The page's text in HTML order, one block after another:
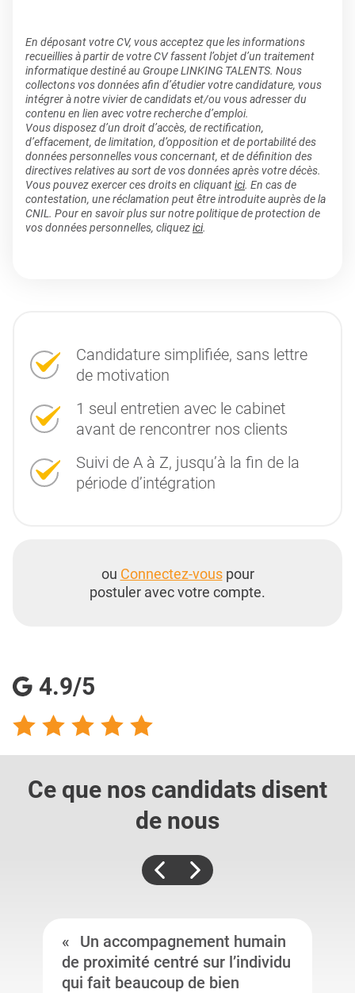
En déposant votre CV, vous acceptez que les informations
recueillies à partir de votre CV fassent l’objet d’un traitement
informatique destiné au Groupe LINKING TALENTS. Nous
collectons vos données afin d’étudier votre candidature, vous
intégrer à notre vivier de candidats et/ou vous adresser du
contenu en lien avec votre recherche d’emploi.
Vous disposez d’un droit d’accès, de rectification,
d’effacement, de limitation, d’opposition et de portabilité des
données personnelles vous concernant, et de définition des
directives relatives au sort de vos données après votre décès.
Vous pouvez exercer ces droits en cliquantici. En cas de
contestation, une réclamation peut être introduite auprès de la
CNIL. Pour en savoir plus sur notre politique de protection de
vos données personnelles, cliquezici.
Candidature simplifiée, sans lettre
de motivation
1 seul entretien avec le cabinet
avant de rencontrer nos clients
Suivi de A à Z, jusqu’à la fin de la
période d’intégration
ou Connectez-vouspour
postuler avec votre compte.
4.9/5
Ce que nos candidats disent
de nous
Un accompagnement humain
de proximité centré sur l’individu
qui fait beaucoup de bien